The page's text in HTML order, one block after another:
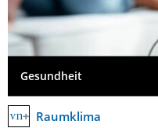
Gesundheit
Raumklima